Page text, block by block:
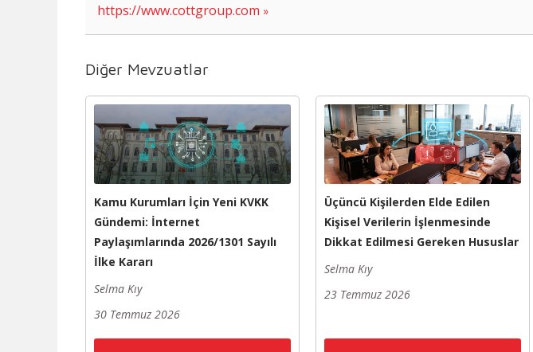
https://www.cottgroup.com
Diğer Mevzuatlar
Kamu Kurumları İçin Yeni KVKK
Gündemi: İnternet
Paylaşımlarında 2026/1301 Sayılı
İlke Kararı
Selma Kıy
30 Temmuz 2026
Üçüncü Kişilerden Elde Edilen
Kişisel Verilerin İşlenmesinde
Dikkat Edilmesi Gereken Hususlar
Selma Kıy
23 Temmuz 2026